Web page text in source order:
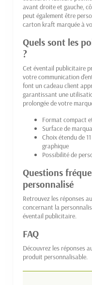
avant droite et gauche,
peut également être
carton kraft marquée à
Quels sont les
?
Cet éventail publicitaire
votre communication
font un cadeau client
garantissant une
prolongée de votre
Format compact
Surface de
Choix étendu de
graphique
Possibilité de
Questions
personnalisé
Retrouvez les réponses
concernant la
éventail publicitaire.
FAQ
Découvrez les réponses
produit personnalisable.